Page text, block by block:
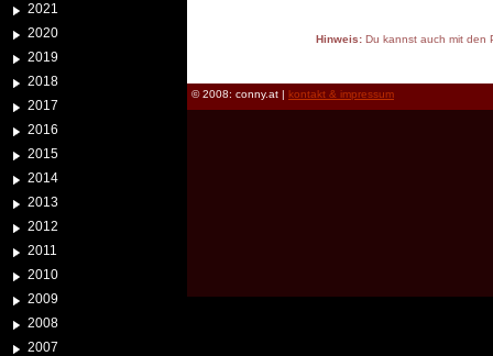
2021
2020
2019
2018
2017
2016
2015
2014
2013
2012
2011
2010
2009
2008
2007
Hinweis:Du kannst auch mit den
© 2008: conny.at | kontakt & impressum